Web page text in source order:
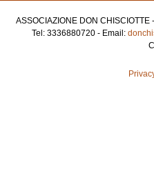
ASSOCIAZIONE DON
Tel: 3336880720 - Email: